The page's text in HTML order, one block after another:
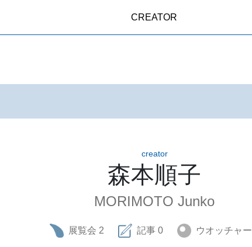
CREATOR
creator
森本順子
MORIMOTO Junko
展覧会 2 記事 0 ウオッチャー